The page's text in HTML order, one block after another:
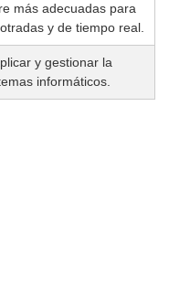
más adecuadas para
y de tiempo real.
y gestionar la
informáticos.